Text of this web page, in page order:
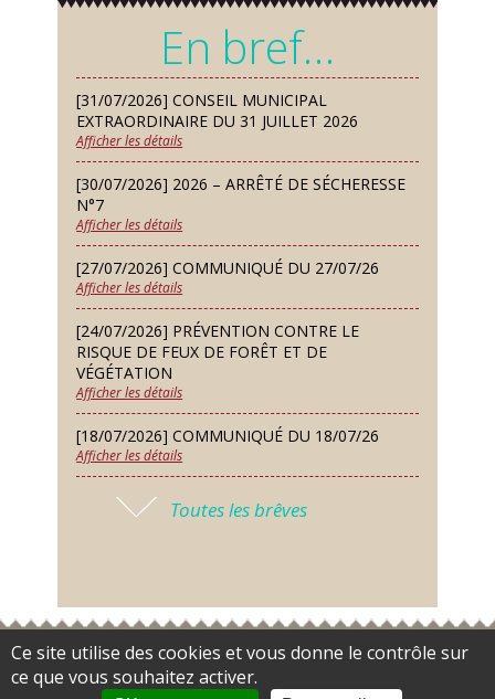
Ce site utilise des cookies et vous donne le contrôle sur
ce que vous souhaitez activer.
Mardi 08 Sep
Chorale À travers chants
Samedi 12 Sep
Défi de pêche aux leurres (concept
lure house)
Dimanche 13 Sep
Repas de fouées
Lundi 14 Sep
Conseil municipal du 14 septembre
2026
Jeudi 24 Sep
Permanence des Architectes des
Bâtiments de France
Samedi 26 Sep
Concours de palets
Vendredi 09 Oct
Soirée des nouveaux habitants
Concours de belote
En bref…
[31/07/2026] CONSEIL MUNICIPAL
EXTRAORDINAIRE DU 31 JUILLET 2026
Afficher les détails
[30/07/2026] 2026 – ARRÊTÉ DE SÉCHERESSE
N°7
Afficher les détails
[27/07/2026] COMMUNIQUÉ DU 27/07/26
Afficher les détails
[24/07/2026] PRÉVENTION CONTRE LE
RISQUE DE FEUX DE FORÊT ET DE
VÉGÉTATION
Afficher les détails
[18/07/2026] COMMUNIQUÉ DU 18/07/26
Afficher les détails
[17/07/2026] 2026 – ARRÊTÉ DE SÉCHERESSE
[16/07/2026] FERMETURE EXCEPTIONNELLE
DE LA MAIRIE
Afficher les détails
Toutes les brêves
Accès restreint Flux RSS Plan du site
Gestion des cookies
Données personnelles
Mentions légales